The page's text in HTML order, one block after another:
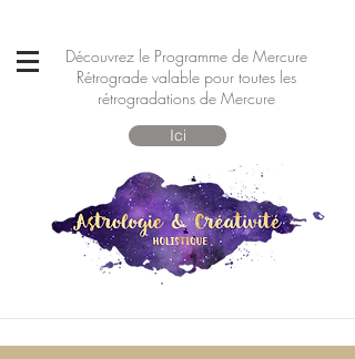
Découvrez le Programme de Mercure
Rétrograde valable pour toutes les
rétrogradations de Mercure
Ici